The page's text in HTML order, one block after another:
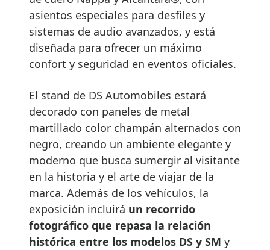
asientos especiales para desfiles y
sistemas de audio avanzados, y está
diseñada para ofrecer un máximo
confort y seguridad en eventos oficiales.
El stand de DS Automobiles estará
decorado con paneles de metal
martillado color champán alternados con
negro, creando un ambiente elegante y
moderno que busca sumergir al visitante
en la historia y el arte de viajar de la
marca. Además de los vehículos, la
exposición incluirá un recorrido
fotográfico que repasa la relación
histórica entre los modelos DS y SM y